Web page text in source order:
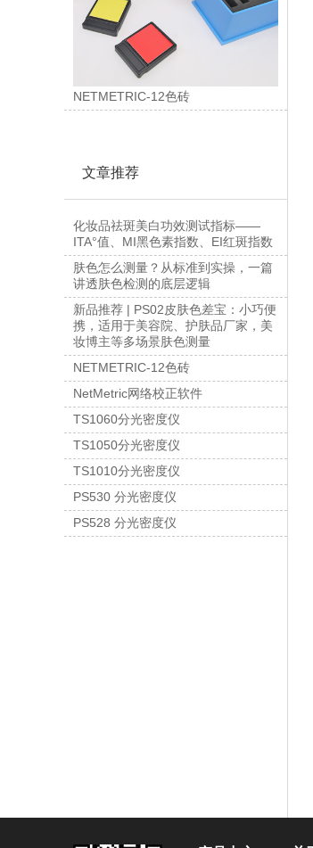
NETMETRIC-12色砖
文章推荐
化妆品祛斑美白功效测试指标——
ITA°值、MI黑色素指数、EI红斑指数
肤色怎么测量？从标准到实操，一篇
讲透肤色检测的底层逻辑
新品推荐 | PS02皮肤色差宝：小巧便
携，适用于美容院、护肤品厂家，美
妆博主等多场景肤色测量
NETMETRIC-12色砖
NetMetric网络校正软件
TS1060分光密度仪
TS1050分光密度仪
TS1010分光密度仪
PS530 分光密度仪
PS528 分光密度仪